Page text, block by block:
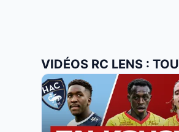
VIDÉOS RC LENS :